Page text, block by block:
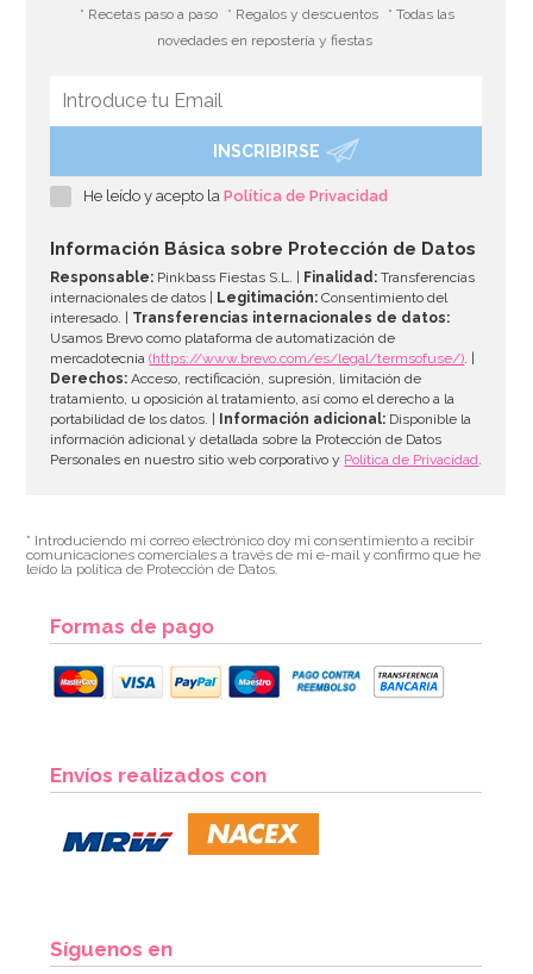
* Recetas paso a paso * Regalos y descuentos
* Todas las
novedades en repostería y fiestas
INSCRIBIRSE
He leído y acepto laPolítica de Privacidad
Información Básica sobre Protección de Datos
Responsable: Pinkbass Fiestas S.L. | Finalidad: Transferencias
internacionales de datos |
Legitimación: Consentimiento del
interesado. | Transferencias internacionales de datos:
Usamos Brevo como plataforma de automatización de
mercadotecnia(https://www.brevo.com/es/legal/termsofuse/). |
Derechos: Acceso, rectificación, supresión, limitación de
tratamiento, u oposición al tratamiento, así como el derecho a la
portabilidad de los datos. |
Información adicional: Disponible la
información adicional y detallada sobre la Protección de Datos
Personales en nuestro sitio web corporativo y Política de Privacidad.
* Introduciendo mi correo electrónico doy mi consentimiento a recibir
comunicaciones comerciales a través de mi e-mail y confirmo que he
leído la política de Protección de Datos.
Formas de pago
Envíos realizados con
Síguenos en